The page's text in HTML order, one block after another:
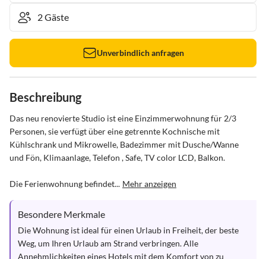
Unverbindlich anfragen
Beschreibung
Das neu renovierte Studio ist eine Einzimmerwohnung für 2/3
Personen, sie verfügt über eine getrennte Kochnische mit
Kühlschrank und Mikrowelle, Badezimmer mit Dusche/Wanne
und Fön, Klimaanlage, Telefon , Safe, TV color LCD, Balkon.
Die Ferienwohnung befindet... Mehr anzeigen
Besondere Merkmale
Die Wohnung ist ideal für einen Urlaub in Freiheit, der beste
Weg, um Ihren Urlaub am Strand verbringen. Alle
Annehmlichkeiten eines Hotels mit dem Komfort von zu